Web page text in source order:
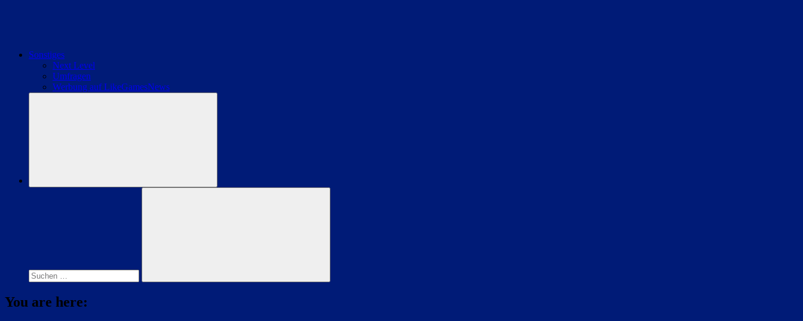
Sonstiges
Next Level
Umfragen
Werbung auf LikeGamesNews
Suchen
You are here: